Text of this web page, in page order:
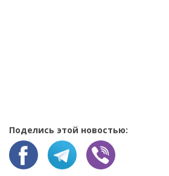
Поделись этой новостью: